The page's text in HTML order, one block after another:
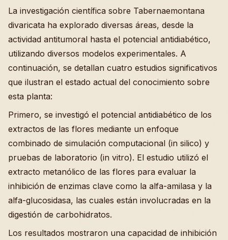
La investigación científica sobre Tabernaemontana
divaricata ha explorado diversas áreas, desde la
actividad antitumoral hasta el potencial antidiabético,
utilizando diversos modelos experimentales. A
continuación, se detallan cuatro estudios significativos
que ilustran el estado actual del conocimiento sobre
esta planta:
Primero, se investigó el potencial antidiabético de los
extractos de las flores mediante un enfoque
combinado de simulación computacional (in silico) y
pruebas de laboratorio (in vitro). El estudio utilizó el
extracto metanólico de las flores para evaluar la
inhibición de enzimas clave como la alfa-amilasa y la
alfa-glucosidasa, las cuales están involucradas en la
digestión de carbohidratos.
Los resultados mostraron una capacidad de inhibición